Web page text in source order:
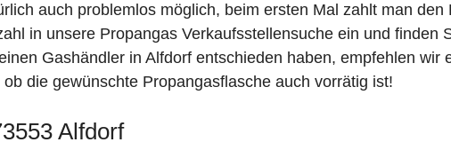
auch problemlos möglich, beim ersten Mal zahlt man
in unsere Propangas Verkaufsstellensuche ein und finden
Gashändler in Alfdorf entschieden haben, empfehlen wir
die gewünschte Propangasflasche auch vorrätig ist!
Alfdorf